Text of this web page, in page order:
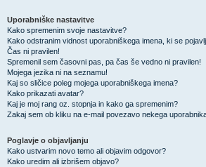
Uporabniške nastavitve
Kako spremenim svoje nastavitve?
Kako odstranim vidnost uporabniškega imena, ki se
Čas ni pravilen!
Spremenil sem časovni pas, pa čas še vedno ni pravilen!
Mojega jezika ni na seznamu!
Kaj so sličice poleg mojega uporabniškega imena?
Kako prikazati avatar?
Kaj je moj rang oz. stopnja in kako ga spremenim?
Zakaj sem ob kliku na e-mail povezavo nekega
Poglavje o objavljanju
Kako ustvarim novo temo ali objavim odgovor?
Kako uredim ali izbrišem objavo?